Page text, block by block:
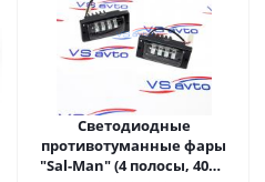
Светодиодные
противотуманные фары
"Sal-Man" (4 полосы, 40W)